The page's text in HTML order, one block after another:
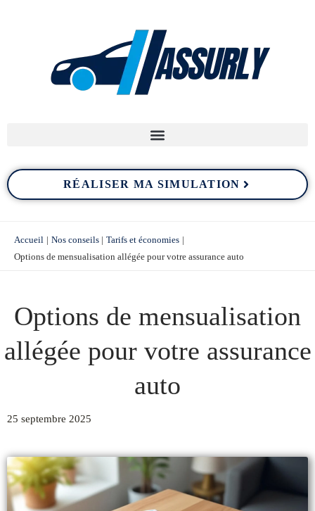
RÉALISER MA SIMULATION
Accueil Nos conseils
Tarifs et économies
Options de mensualisation allégée pour votre assurance auto
Options de mensualisation
allégée pour votre assurance
auto
25 septembre 2025